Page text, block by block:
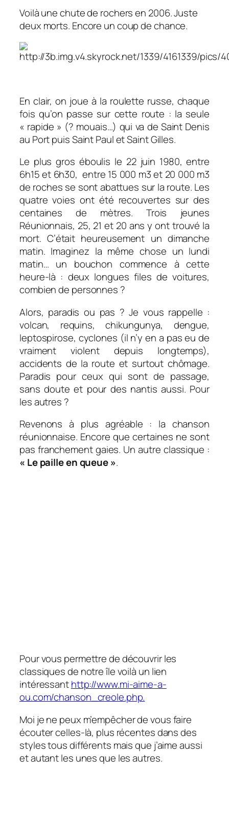
Voilà une chute de rochers en 2006. Juste
deux morts. Encore un coup de chance.
En clair, on joue à la roulette russe, chaque
fois qu’on passe sur cette route : la seule
« rapide » (? mouais…) qui va de Saint Denis
au Port puis Saint Paul et Saint Gilles.
Le plus gros éboulis le 22 juin 1980, entre
6h15 et 6h30, entre 15 000 m3 et 20 000 m3
de roches se sont abattues sur la route. Les
quatre voies ont été recouvertes sur des
centaines de mètres. Trois jeunes
Réunionnais, 25, 21 et 20 ans y ont trouvé la
mort. C’était heureusement un dimanche
matin. Imaginez la même chose un lundi
matin… un bouchon commence à cette
heure-là : deux longues files de voitures,
combien de personnes ?
Alors, paradis ou pas ? Je vous rappelle :
volcan, requins, chikungunya, dengue,
leptospirose, cyclones (il n’y en a pas eu de
vraiment violent depuis longtemps),
accidents de la route et surtout chômage.
Paradis pour ceux qui sont de passage,
sans doute et pour des nantis aussi. Pour
les autres ?
Revenons à plus agréable : la chanson
réunionnaise. Encore que certaines ne sont
pas franchement gaies. Un autre classique :
« Le paille en queue ».
Pour vous permettre de découvrir les
classiques de notre île voilà un lien
intéressanthttp://www.mi-aime-a-
ou.com/chanson_creole.php.
Moi je ne peux m’empêcher de vous faire
écouter celles-là, plus récentes dans des
styles tous différents mais que j’aime aussi
et autant les unes que les autres.